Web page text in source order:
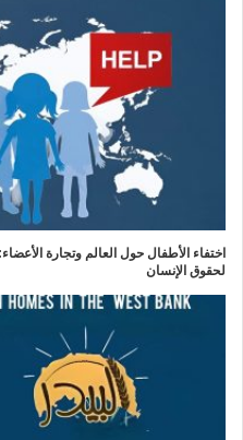
اختفاء الأطفال حول العالم وتجارة
لحقوق الإنسان